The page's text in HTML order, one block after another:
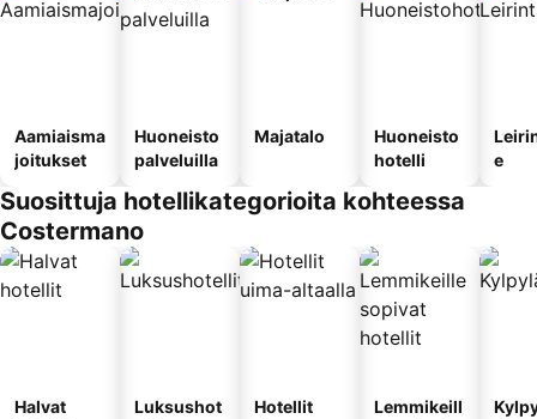
Aamiaisma
joitukset
Huoneisto
palveluilla
Majatalo
Huoneisto
hotelli
e
Suosittuja hotellikategorioita kohteessa
Costermano
Halvat
Luksushot
Hotellit
Lemmikeill